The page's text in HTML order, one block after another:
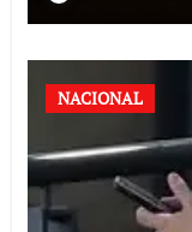
NACIONAL